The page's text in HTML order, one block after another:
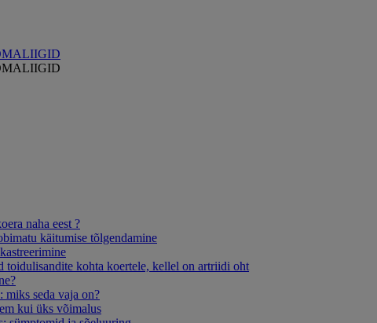
naha eest ?
käitumise tõlgendamine
toidulisandite kohta koertele, kellel on artriidi oht
seda vaja on?
kui üks võimalus